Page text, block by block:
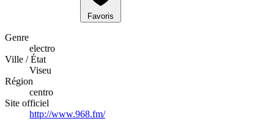
Favoris
Genre
electro
Ville / État
Viseu
Région
centro
Site officiel
http://www.968.fm/